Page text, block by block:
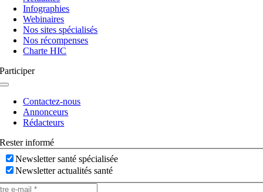
bascule
Infographies
Webinaires
Nos sites spécialisés
Nos récompenses
Charte HIC
Participer
Navigation
basculeContactez-nous
Annonceurs
Rédacteurs
Rester informé
Newsletter santé spécialisée
Newsletter actualités santé